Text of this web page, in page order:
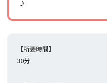
♪
【所要時間】
30分